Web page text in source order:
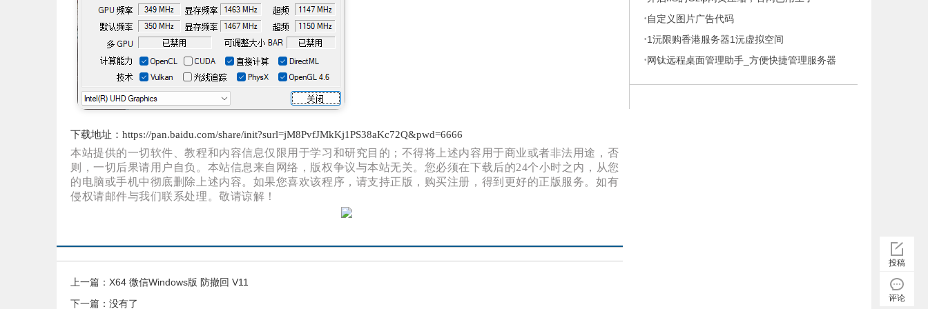
下载地址： https://pan.baidu.com/share/init?surl=jM8PvfJMkKj1PS38aKc72Q&pwd=6666
本站提供的一切软件、教程和内容信息仅限用于学习和研究目的；不得将上述内容用于商业或者非法用途，否
则，一切后果请用户自负。本站信息来自网络，版权争议与本站无关。您必须在下载后的24个小时之内，从您
的电脑或手机中彻底删除上述内容。如果您喜欢该程序，请支持正版，购买注册，得到更好的正版服务。如有
侵权请邮件与我们联系处理。敬请谅解！
上一篇： X64 微信Windows版 防撤回 V11
下一篇：没有了
·自定义图片广告代码
·1沅限购香港服务器1沅虚拟空间
·网钛远程桌面管理助手_方便快捷管理服务器
投稿
评论